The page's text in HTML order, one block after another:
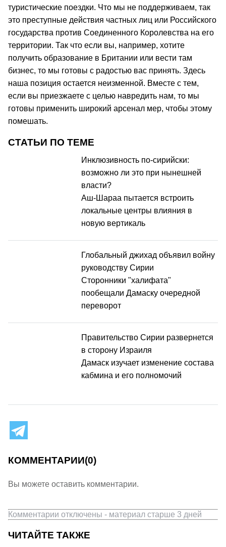
туристические поездки. Что мы не поддерживаем, так
это преступные действия частных лиц или Российского
государства против Соединенного Королевства на его
территории. Так что если вы, например, хотите
получить образование в Британии или вести там
бизнес, то мы готовы с радостью вас принять. Здесь
наша позиция остается неизменной. Вместе с тем,
если вы приезжаете с целью навредить нам, то мы
готовы применить широкий арсенал мер, чтобы этому
помешать.
СТАТЬИ ПО ТЕМЕ
Инклюзивность по-сирийски:
возможно ли это при нынешней
власти?
Аш-Шараа пытается встроить
локальные центры влияния в
новую вертикаль
Глобальный джихад объявил войну
руководству Сирии
Сторонники "халифата"
пообещали Дамаску очередной
переворот
Правительство Сирии развернется
в сторону Израиля
Дамаск изучает изменение состава
кабмина и его полномочий
КОММЕНТАРИИ(0)
Вы можете оставить комментарии.
Комментарии отключены - материал старше 3 дней
ЧИТАЙТЕ ТАКЖЕ